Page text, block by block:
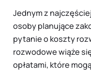
Jednym z
osoby planujące
pytanie o koszty
rozwodowe wiąże
opłatami, które